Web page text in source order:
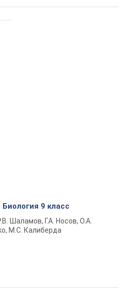
Биология 9 класс
Шаламов, Г.А. Носов, О.А.
М.С. Калиберда